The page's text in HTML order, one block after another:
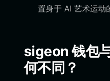
置身于 AI 艺术运动
sigeon 钱包
何不同？